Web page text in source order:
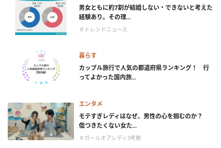
男女ともに約7割が結婚しない・できないと考えた
経験あり。その理...
＃トレンドニュース
暮らす
カップル旅行で人気の都道府県ランキング！ 行
ってよかった国内旅...
エンタメ
モテすぎレディはなぜ、男性の心を掴むのか？
傷つきたくない女た...
＃ガールオアレディ3考察